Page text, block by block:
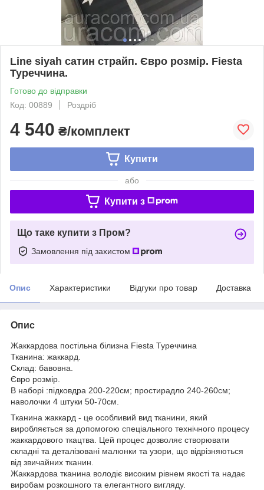
Line siyah cатин страйп. Євро розмір. Fiesta
Туреччина.
Готово до відправки
Код: 00889
Роздріб
4 540 ₴/комплект
Купити
або
Купити з
Що таке купити з Пром?
Замовлення під захистом
Опис Характеристики Відгуки про товар Доставка
Опис
Жаккардова постільна білизна Fiesta Туреччина
Тканина: жаккард.
Склад: бавовна.
Євро розмір.
В наборі :підковдра 200-220см; простирадло 240-260см;
наволочки 4 штуки 50-70см.
Тканина жаккард - це особливий вид тканини, який
виробляється за допомогою спеціального технічного процесу
жаккардового ткацтва. Цей процес дозволяє створювати
складні та деталізовані малюнки та узори, що відрізняються
від звичайних тканин.
Жаккардова тканина володіє високим рівнем якості та надає
виробам розкошного та елегантного вигляду.